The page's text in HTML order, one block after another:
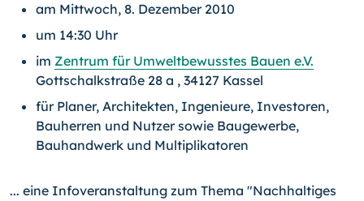
am Mittwoch, 8. Dezember 2010
um 14:30 Uhr
im Zentrum für Umweltbewusstes Bauen e.V.
Gottschalkstraße 28 a , 34127 Kassel
für Planer, Architekten, Ingenieure, Investoren,
Bauherren und Nutzer sowie Baugewerbe,
Bauhandwerk und Multiplikatoren
... eine Infoveranstaltung zum Thema "Nachhaltiges